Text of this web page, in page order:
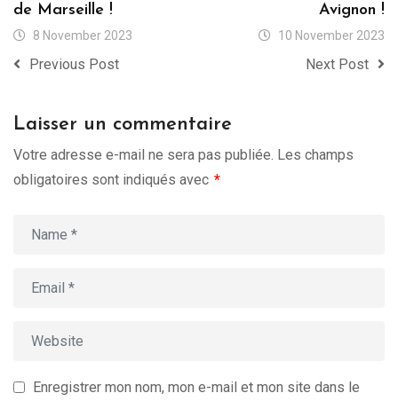
de Marseille !
8 November 2023
Previous Post
Avignon !
10 November 2023
Next Post
Laisser un commentaire
Votre adresse e-mail ne sera pas publiée. Les champs
obligatoires sont indiqués avec *
Enregistrer mon nom, mon e-mail et mon site dans le